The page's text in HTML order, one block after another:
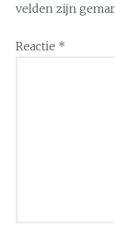
velden zijn
Reactie *